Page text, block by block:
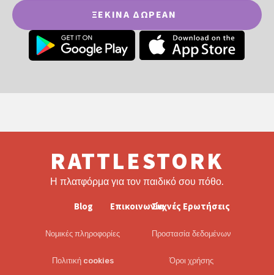
ΞΕΚΊΝΑ ΔΩΡΕΆΝ
RATTLESTORK
Η πλατφόρμα για τον παιδικό σου πόθο.
Blog ΕπικοινωνίαΣυχνές Ερωτήσεις
Νομικές πληροφορίες Προστασία δεδομένων
Πολιτική cookies Όροι χρήσης